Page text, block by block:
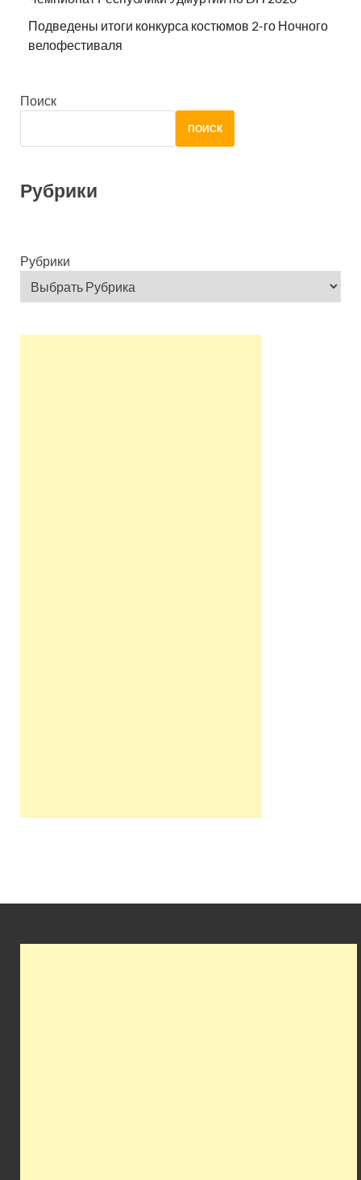
Подведены итоги конкурса костюмов 2-го Ночного
велофестиваля
Поиск
ПОИСК
Рубрики
Рубрики